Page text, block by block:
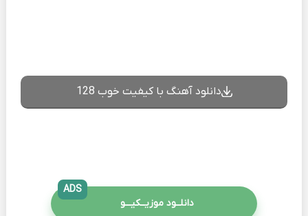
دانلود آهنگ با کیفیت خوب 128
دانلــود موزیــکیـــو
ADS